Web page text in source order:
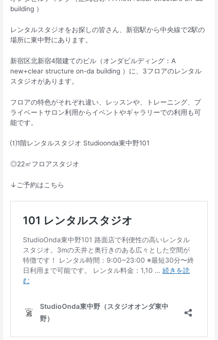
building ）
レンタルスタジオをお探しの皆さん、新宿駅から中央線で2駅の
場所に東中野にあります。
新宿区北新宿4階建てのビル（オンダビルディング：A
new+clear structure on-da building ）に、3フロアのレンタル
スタジオがあります。
フロアの特色がそれぞれ違い、レッスンや、トレーニング、プ
ライベートサロン利用からイベントやギャラリーでの利用も可
能です。
⑴1階レンタルスタジオ Studioonda東中野101
◎22㎡フロアスタジオ
↓ご予約はこちら